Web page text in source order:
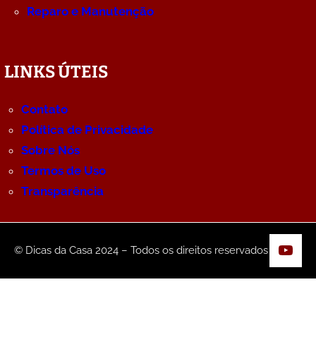
Reparo e Manutenção
LINKS ÚTEIS
Contato
Política de Privacidade
Sobre Nós
Termos de Uso
Transparência
© Dicas da Casa 2024 – Todos os direitos reservados